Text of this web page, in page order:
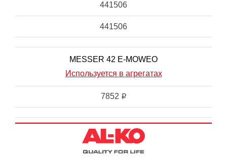
441506
441506
MESSER 42 E-MOWEO
Используется в агрегатах
7852 i